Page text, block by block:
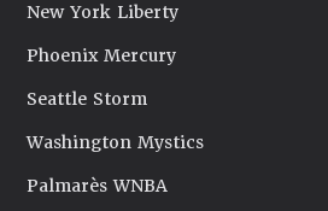
New York Liberty
Phoenix Mercury
Seattle Storm
Washington Mystics
Palmarès WNBA